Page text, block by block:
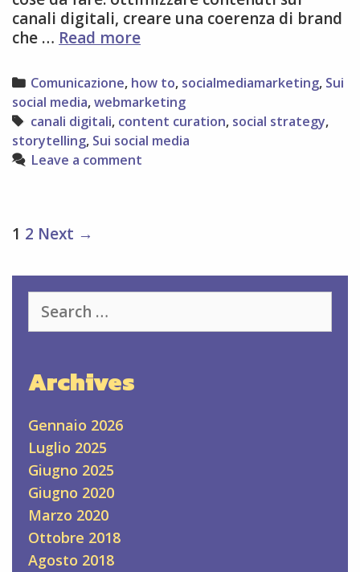
canali digitali, creare una coerenza di brand
che … Read more7
da
fare
sulle
piattaforme
social
Categories
Comunicazione, how to, socialmediamarketing, Sui
social media,webmarketing
Tags
canali digitali, content curation, social strategy,
storytelling, Sui social media
Leave a comment
Post
1 2 Next →
for:
Archives
Gennaio 2026
Luglio 2025
Giugno 2025
Giugno 2020
Marzo 2020
Ottobre 2018
Agosto 2018